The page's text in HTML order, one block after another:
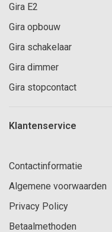
Gira E2
Gira opbouw
Gira schakelaar
Gira dimmer
Gira stopcontact
Klantenservice
Contactinformatie
Algemene voorwaarden
Privacy Policy
Betaalmethoden